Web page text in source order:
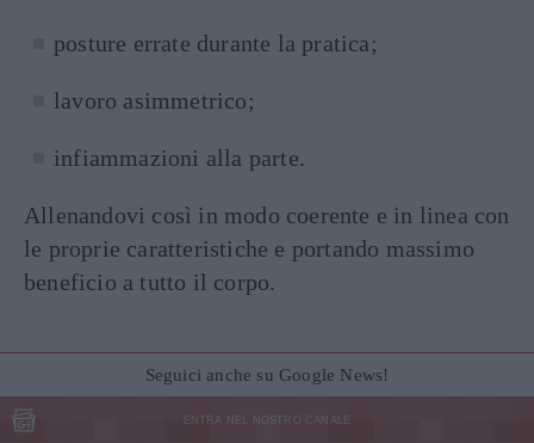
posture errate durante la pratica;
lavoro asimmetrico;
infiammazioni alla parte.
Allenandovi così in modo coerente e in linea con
le proprie caratteristiche e portando massimo
beneficio a tutto il corpo.
Seguici anche su Google News!
ENTRA NEL NOSTRO CANALE